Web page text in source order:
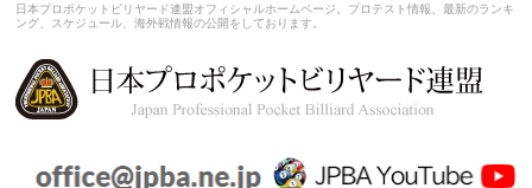
日本プロポケットビリヤード連盟オフィシャルホームページ。プロテスト情報、最新のランキ
ング、スケジュール、海外戦情報の公開をしております。